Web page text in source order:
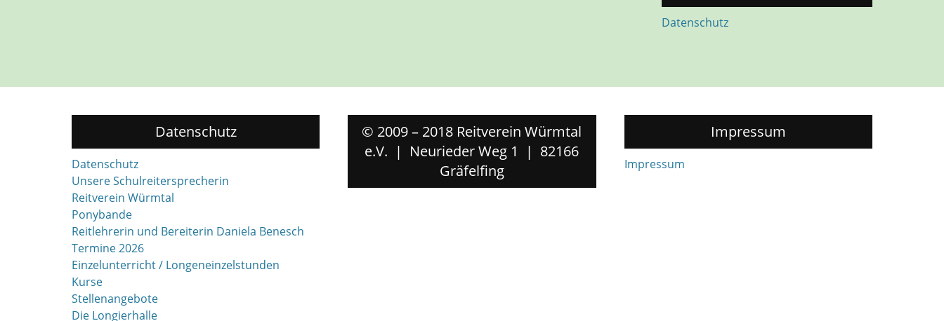
Datenschutz
Datenschutz
Datenschutz
Unsere Schulreitersprecherin
Reitverein Würmtal
Ponybande
Reitlehrerin und Bereiterin Daniela Benesch
Termine 2026
Einzelunterricht / Longeneinzelstunden
Kurse
Stellenangebote
Die Longierhalle
© 2009 – 2018 Reitverein Würmtal
e.V. | Neurieder Weg 1 | 82166
Gräfelfing
Impressum
Impressum